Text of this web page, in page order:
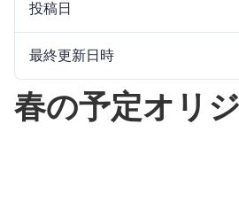
投稿日
最終更新日時
春の予定オリ